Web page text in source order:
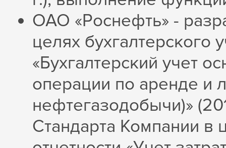
ОАО «Роснефть» -
целях бухгалтерского
«Бухгалтерский учет
операции по аренде и
нефтегазодобычи)»
Стандарта Компании в